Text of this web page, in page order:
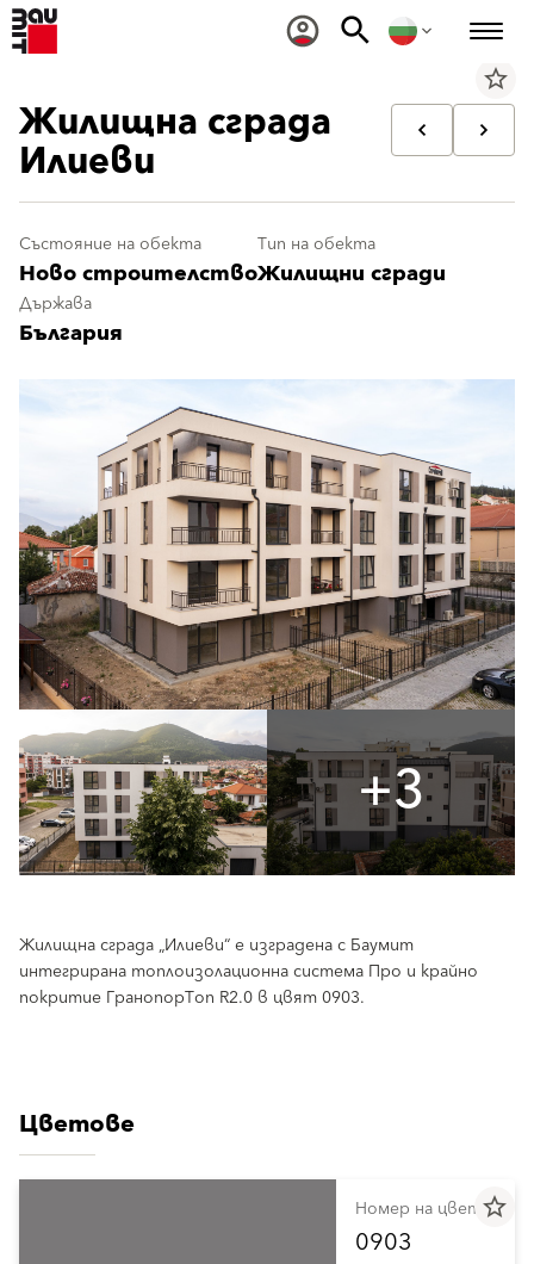
star_border
Жилищна сграда
Илиеви
Състояние на обекта
Ново строителство
Тип на обекта
Жилищни сгради
Държава
България
+3
Жилищна сграда „Илиеви“ е изградена с Баумит
интегрирана топлоизолационна система Про и крайно
покритие ГранопорТоп R2.0 в цвят 0903.
Цветове
star_border
Номер на цвета
0903